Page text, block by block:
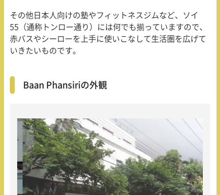
その他日本人向けの塾やフィットネスジムなど、ソイ
55（通称トンロー通り）には何でも揃っていますので、
赤バスやシーローを上手に使いこなして生活圏を広げて
いきたいものです。
Baan Phansiriの外観